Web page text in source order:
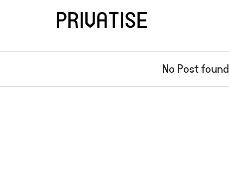
PRIVATISE
No Post found